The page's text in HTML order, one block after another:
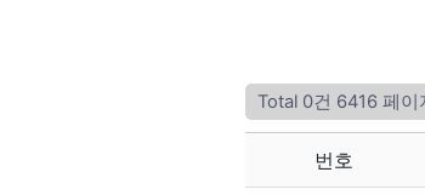
Total 0건 6416 페이
번호